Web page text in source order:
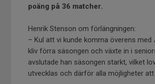
poäng på 36 matcher.
Henrik Stenson om förlängningen:
– Kul att vi kunde komma överens
kliv förra säsongen och växte in i
avslutade han säsongen starkt, vilket
utvecklas och därför alla möjligheter